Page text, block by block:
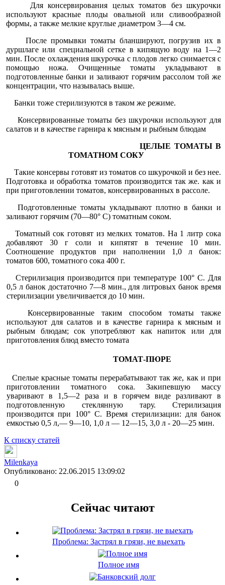
Для консервирования целых томатов без шкурочки
использу­ют красные плоды овальной или сливообразной
формы, а также мелкие круглые диаметром 3—4 см.
После промывки томаты бланшируют, погрузив их в
дуршлаге или специальной сетке в кипящую воду на 1—2
мин. После охла­ждения шкурочка с плодов легко снимается с
помощью ножа. Очищенные томаты укладывают в
подготовленные банки и зали­вают горячим рассолом той же
концентрации, что называлась выше.
Банки тоже стерилизуются в таком же режиме.
Консервированные томаты без шкурочки используют для
сала­тов и в качестве гарнира к мясным и рыбным блюдам
ЦЕЛЫЕ ТОМАТЫ В
ТОМАТНОМ СОКУ
Такие консервы готовят из томатов со шкурочкой и без нее.
Подготовка и обработка томатов производится так же. как и
при приготовлении томатов, консервированных в рассоле.
Подготовленные томаты укладывают плотно в банки и
зали­вают горячим (70—80° С) томатным соком.
Томатный сок готовят из мелких томатов. На 1 литр сока
до­бавляют 30 г соли и кипятят в течение 10 мин.
Соотношение про­дуктов при наполнении 1,0 л банок:
томатов 600, томатного сока 400 г.
Стерилизация производится при температуре 100° С. Для
0,5 л банок достаточно 7—8 мин., для литровых банок время
стерили­зации увеличивается до 10 мин.
Консервированные таким способом томаты также
используют для салатов и в качестве гарнира к мясным и
рыбным блюдам; сок употребляют как напиток или для
приготовления блюд вместо томата
ТОМАТ-ПЮРЕ
Спелые красные томаты перерабатывают так же, как и при
приготовлении томатного сока. Закипевшую массу
уваривают в 1,5—2 раза и в горячем виде разливают в
подготовленную стеклян­ную тару. Стерилизация
производится при 100° С. Время стерили­зации: для банок
емкостью 0,5 л,— 9—10, 1,0 л — 12—15, 3,0 л - 20—25 мин.
К списку статей
Milenkaya
Опубликовано: 22.06.2015 13:09:02
0
Сейчас читают
Проблема: Застрял в грязи, не выехать
Полное имя